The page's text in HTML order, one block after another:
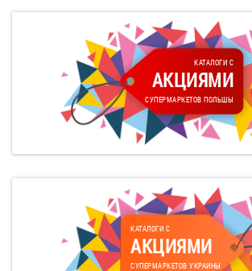
КАТАЛОГИ С
АКЦИЯМИ
СУПЕРМАРКЕТОВ ПОЛЬШЫ
КАТАЛОГИ С
АКЦИЯМИ
СУПЕРМАРКЕТОВ УКРАИНЫ